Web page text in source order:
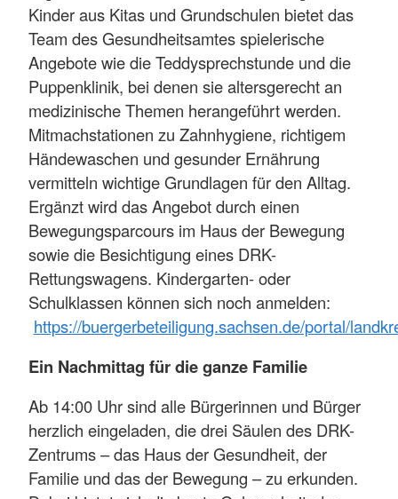
Kinder aus Kitas und Grundschulen bietet das
Team des Gesundheitsamtes spielerische
Angebote wie die Teddysprechstunde und die
Puppenklinik, bei denen sie altersgerecht an
medizinische Themen herangeführt werden.
Mitmachstationen zu Zahnhygiene, richtigem
Händewaschen und gesunder Ernährung
vermitteln wichtige Grundlagen für den Alltag.
Ergänzt wird das Angebot durch einen
Bewegungsparcours im Haus der Bewegung
sowie die Besichtigung eines DRK-
Rettungswagens. Kindergarten- oder
Schulklassen können sich noch anmelden:
https://buergerbeteiligung.sachsen.de/portal/
Ein Nachmittag für die ganze Familie
Ab 14:00 Uhr sind alle Bürgerinnen und Bürger
herzlich eingeladen, die drei Säulen des DRK-
Zentrums – das Haus der Gesundheit, der
Familie und das der Bewegung – zu erkunden.